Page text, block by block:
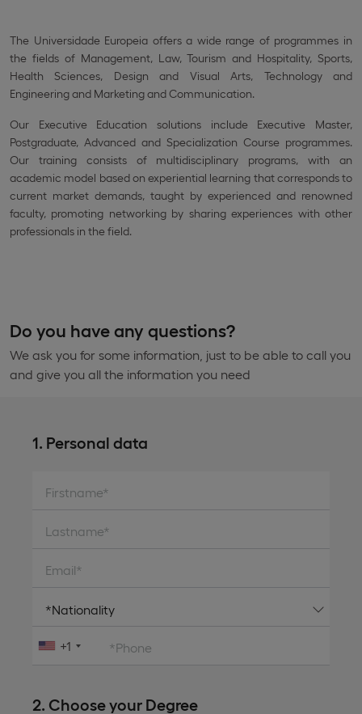
The Universidade Europeia offers a wide range of programmes in
the fields of Management, Law, Tourism and Hospitality, Sports,
Health Sciences, Design and Visual Arts, Technology and
Engineering and Marketing and Communication.
Our Executive Education solutions include Executive Master,
Postgraduate, Advanced and Specialization Course programmes.
Our training consists of multidisciplinary programs, with an
academic model based on experiential learning that corresponds to
current market demands, taught by experienced and renowned
faculty, promoting networking by sharing experiences with other
professionals in the field.
Do you have any questions?
We ask you for some information, just to be able to call you
and give you all the information you need
1. Personal data
Firstname*
Lastname*
Email*
*Phone
+1
2. Choose your Degree